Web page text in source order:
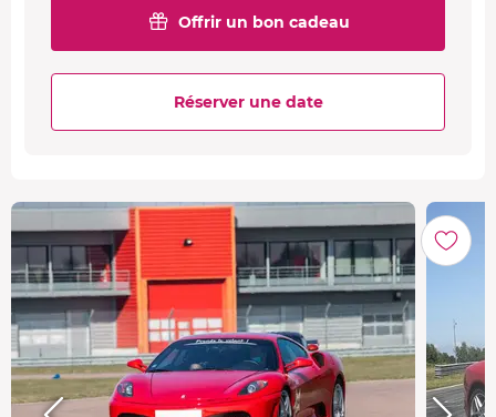
Offrir un bon cadeau
Réserver une date